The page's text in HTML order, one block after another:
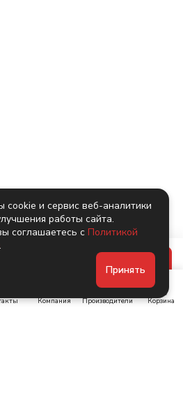
Компания Производители Корзина
и сервис веб-аналитики
работы сайта.
соглашаетесь с Политикой
.
Принять